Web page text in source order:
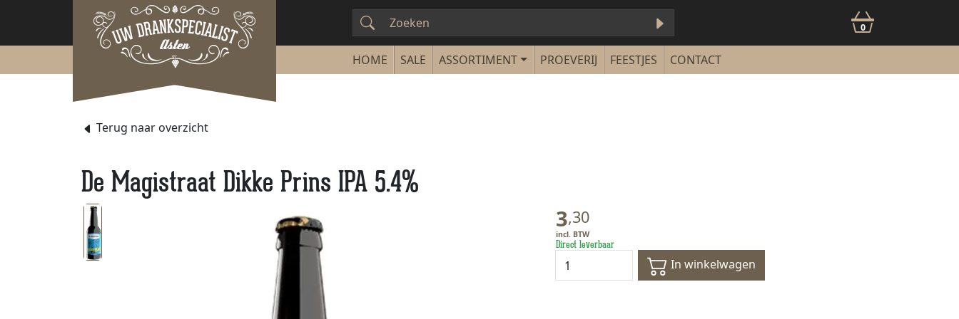
0
SALE ASSORTIMENT PROEVERIJ FEESTJES CONTACT
Terug naar overzicht
De Magistraat Dikke Prins IPA 5.4%
3,30
Direct leverbaar
In winkelwagen